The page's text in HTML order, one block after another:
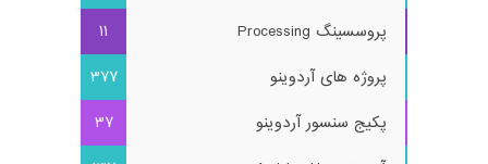
پروسسینگ Processing
11
پروژه های آردوینو
377
پکیج سنسور آردوینو
37